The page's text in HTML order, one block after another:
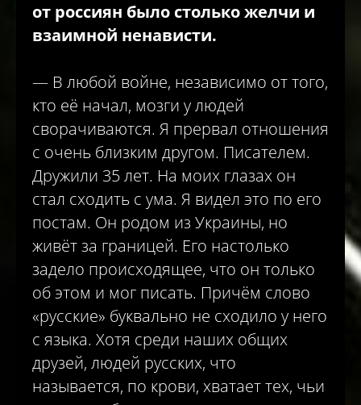
от россиян было столько желчи и
взаимной ненависти.
— В любой войне, независимо от того,
кто её начал, мозги у людей
сворачиваются. Я прервал отношения
с очень близким другом. Писателем.
Дружили 35 лет. На моих глазах он
стал сходить с ума. Я видел это по его
постам. Он родом из Украины, но
живёт за границей. Его настолько
задело происходящее, что он только
об этом и мог писать. Причём слово
«русские» буквально не сходило у него
с языка. Хотя среди наших общих
друзей, людей русских, что
называется, по крови, хватает тех, чьи